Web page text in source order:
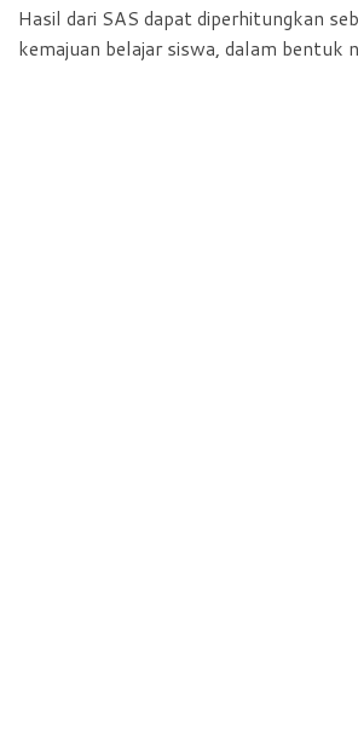
Hasil dari SAS dapat diperhitungkan
kemajuan belajar siswa, dalam bentuk